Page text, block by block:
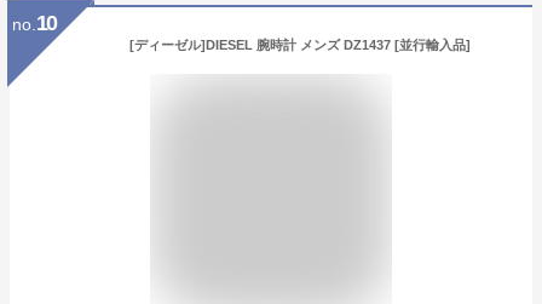
no. 10
[ディーゼル]DIESEL 腕時計 メンズ DZ1437 [並行輸入品]